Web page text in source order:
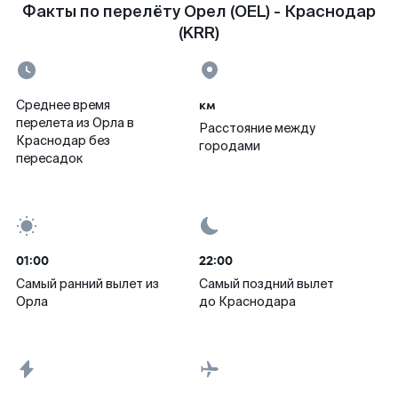
Факты по перелёту Орел (OEL) - Краснодар
(KRR)
Среднее время
перелета из Орла в
Краснодар без
пересадок
км
Расстояние между
городами
01:00
Самый ранний вылет из
Орла
22:00
Самый поздний вылет
до Краснодара